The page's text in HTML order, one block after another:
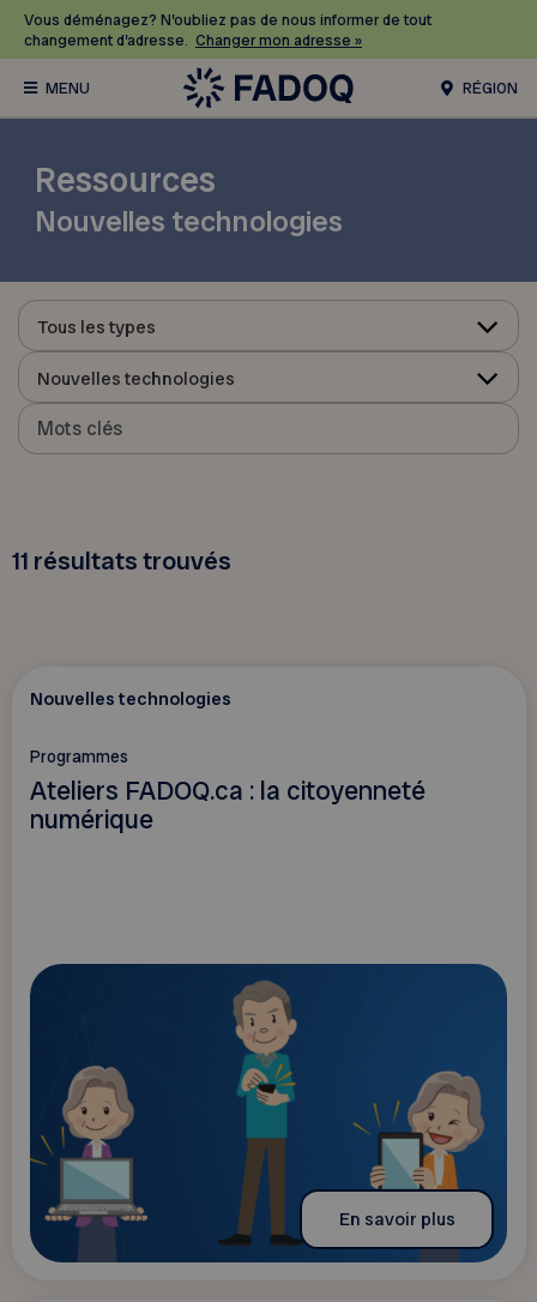
Vous déménagez? N’oubliez pas de nous informer de tout
changement d’adresse. Changer mon adresse »
RÉGION
Ressources
Nouvelles technologies
Tous les types
Nouvelles technologies
11 résultats trouvés
Nouvelles technologies
Programmes
Ateliers FADOQ.ca : la citoyenneté
numérique
En savoir plus